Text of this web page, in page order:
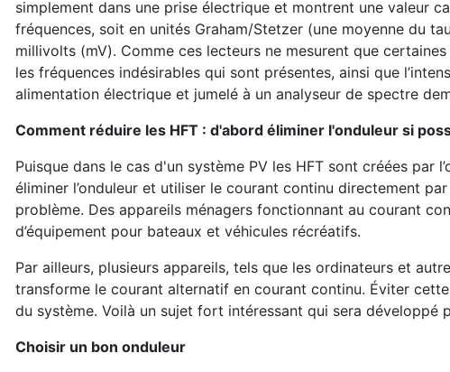
simplement dans une prise électrique et montrent une valeur
fréquences, soit en unités Graham/Stetzer (une moyenne du
millivolts (mV). Comme ces lecteurs ne mesurent que
les fréquences indésirables qui sont présentes, ainsi que
alimentation électrique et jumelé à un analyseur de spectre
Comment réduire les HFT : d'abord éliminer l'onduleur si
Puisque dans le cas d'un système PV les HFT sont créées
éliminer l’onduleur et utiliser le courant continu directement
problème. Des appareils ménagers fonctionnant au courant
d’équipement pour bateaux et véhicules récréatifs.
Par ailleurs, plusieurs appareils, tels que les ordinateurs et
transforme le courant alternatif en courant continu. Éviter
du système. Voilà un sujet fort intéressant qui sera développé
Choisir un bon onduleur